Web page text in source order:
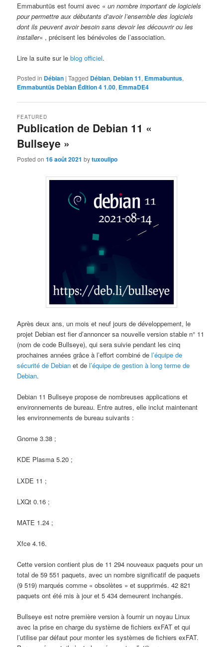
Emmabuntüs est fourni avec «un nombre important de logiciels
pour permettre aux débutants d’avoir l’ensemble des logiciels
dont ils peuvent avoir besoin sans devoir les découvrir ou les
installer« , précisent les bénévoles de l’association.
Lire la suite sur leblog officiel.
Posted in Débian |Tagged Débian, Debian 11, Emmabuntus,
Emmabuntüs Debian Édition 4 1.00, EmmaDE4
Publication de Debian 11 «
Bullseye »
FEATURED
Posted on16 août 2021 bytuxoulipo
Après deux ans, un mois et neuf jours de développement, le
projet Debian est fier d’annoncer sa nouvelle version stable n° 11
(nom de code Bullseye), qui sera suivie pendant les cinq
prochaines années grâce à l’effort combiné del’équipe de
sécurité de Debian et del’équipe de gestion à long terme de
Debian.
Debian 11 Bullseye propose de nombreuses applications et
environnements de bureau. Entre autres, elle inclut maintenant
les environnements de bureau suivants :
Gnome 3.38 ;
KDE Plasma 5.20 ;
LXDE 11 ;
LXQt 0.16 ;
MATE 1.24 ;
Xfce 4.16.
Cette version contient plus de 11 294 nouveaux paquets pour un
total de 59 551 paquets, avec un nombre significatif de paquets
(9 519) marqués comme « obsolètes » et supprimés. 42 821
paquets ont été mis à jour et 5 434 demeurent inchangés.
Bullseye est notre première version à fournir un noyau Linux
avec la prise en charge du système de fichiers exFAT et qui
l’utilise par défaut pour monter les systèmes de fichiers exFAT.